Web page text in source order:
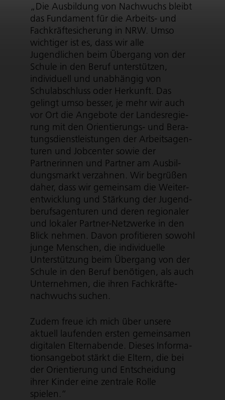
„Die Ausbildung von Nachwuchs bleibt
das Fundament für die Arbeits- und
Fach­kräf­te­si­che­rung in NRW. Umso
wichtiger ist es, dass wir alle
Jugendlichen beim Übergang von der
Schule in den Beruf unterstützen,
individuell und unabhängig von
Schulabschluss oder Herkunft. Das
gelingt umso besser, je mehr wir auch
vor Ort die Angebote der Landes­re­gie­
rung mit den Orientierungs- und Bera­
tungs­dienst­leis­tungen der Arbeits­agen­
turen und Jobcenter sowie der
Partnerinnen und Partner am Ausbil­
dungs­markt verzahnen. Wir begrüßen
daher, dass wir gemeinsam die Weiter­
ent­wick­lung und Stärkung der Jugend­
be­rufs­agen­turen und deren regionaler
und lokaler Partner-Netzwerke in den
Blick nehmen. Davon profitieren sowohl
junge Menschen, die individuelle
Unterstützung beim Übergang von der
Schule in den Beruf benötigen, als auch
Unternehmen, die ihren Fach­kräf­te­
nach­wuchs suchen.
Zudem freue ich mich über unsere
aktuell laufenden ersten gemeinsamen
digitalen Elternabende. Dieses Infor­ma­
ti­ons­an­gebot stärkt die Eltern, die bei
der Orientierung und Entscheidung
ihrer Kinder eine zentrale Rolle
spielen.“